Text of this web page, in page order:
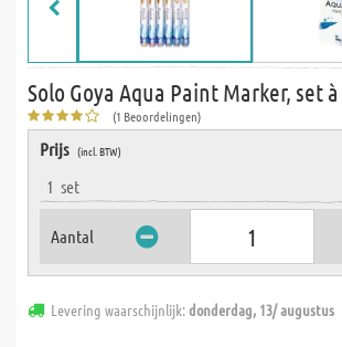
Solo Goya Aqua Paint Marker, set
(1 Beoordelingen)
Prijs (incl. BTW)
1 set
Aantal
Levering waarschijnlijk:donderdag, 13/ augustus